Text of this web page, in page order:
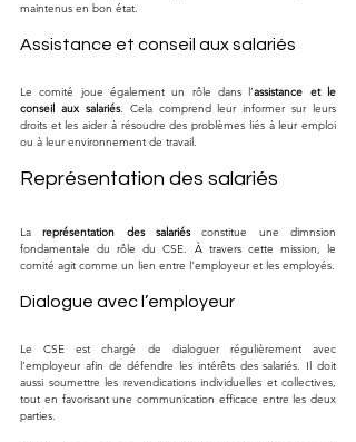
maintenus en bon état.
Assistance et conseil aux salariés
Le comité joue également un rôle dans l’assistance et le
conseil aux salariés. Cela comprend leur informer sur leurs
droits et les aider à résoudre des problèmes liés à leur emploi
ou à leur environnement de travail.
Représentation des salariés
La représentation des salariés constitue une dimnsion
fondamentale du rôle du CSE. À travers cette mission, le
comité agit comme un lien entre l'employeur et les employés.
Dialogue avec l’employeur
Le CSE est chargé de dialoguer régulièrement avec
l’employeur afin de défendre les intérêts des salariés. Il doit
aussi soumettre les revendications individuelles et collectives,
tout en favorisant une communication efficace entre les deux
parties.